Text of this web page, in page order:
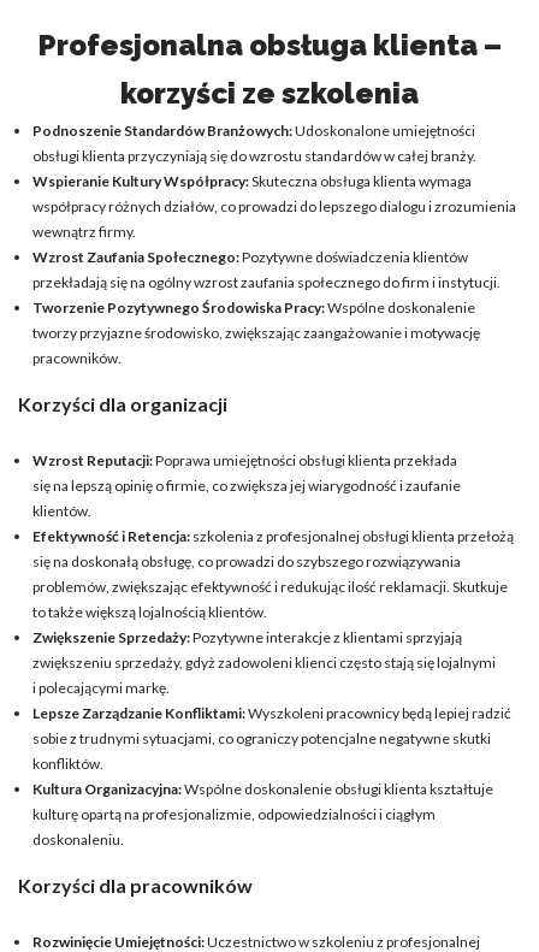
Profesjonalna obsługa klienta –
korzyści ze szkolenia
Podnoszenie Standardów Branżowych:Udoskonalone umiejętności
obsługi klienta przyczyniają się do wzrostu standardów w całej branży.
Wspieranie Kultury Współpracy:Skuteczna obsługa klienta wymaga
współpracy różnych działów, co prowadzi do lepszego dialogu i zrozumienia
wewnątrz firmy.
Wzrost Zaufania Społecznego:Pozytywne doświadczenia klientów
przekładają się na ogólny wzrost zaufania społecznego do firm i instytucji.
Tworzenie Pozytywnego Środowiska Pracy:Wspólne doskonalenie
tworzy przyjazne środowisko, zwiększając zaangażowanie i motywację
pracowników.
Korzyści dla organizacji
Wzrost Reputacji:Poprawa umiejętności obsługi klienta przekłada
się na lepszą opinię o firmie, co zwiększa jej wiarygodność i zaufanie
klientów.
Efektywność i Retencja: szkolenia z profesjonalnej obsługi klienta przełożą
się na doskonałą obsługę, co prowadzi do szybszego rozwiązywania
problemów, zwiększając efektywność i redukując ilość reklamacji. Skutkuje
to także większą lojalnością klientów.
Zwiększenie Sprzedaży:Pozytywne interakcje z klientami sprzyjają
zwiększeniu sprzedaży, gdyż zadowoleni klienci często stają się lojalnymi
i polecającymi markę.
Lepsze Zarządzanie Konfliktami:Wyszkoleni pracownicy będą lepiej radzić
sobie z trudnymi sytuacjami, co ograniczy potencjalne negatywne skutki
konfliktów.
Kultura Organizacyjna:Wspólne doskonalenie obsługi klienta kształtuje
kulturę opartą na profesjonalizmie, odpowiedzialności i ciągłym
doskonaleniu.
Korzyści dla pracowników
Rozwinięcie Umiejętności:Uczestnictwo w szkoleniu z profesjonalnej